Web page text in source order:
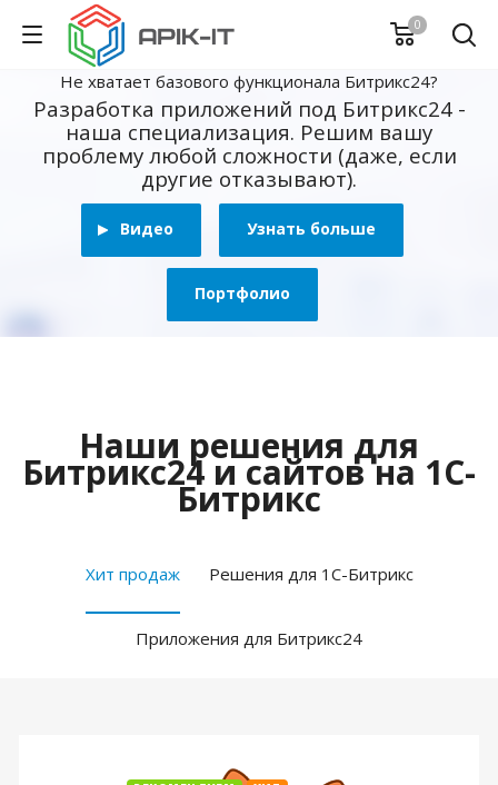
0
Не хватает базового функционала Битрикс24?
Разработка приложений под Битрикс24 -
наша специализация. Решим вашу
проблему любой сложности (даже, если
другие отказывают).
Видео Узнать больше
Портфолио
Наши решения для
Битрикс24 и сайтов на 1С-
Битрикс
Хит продаж Решения для 1С-Битрикс
Приложения для Битрикс24